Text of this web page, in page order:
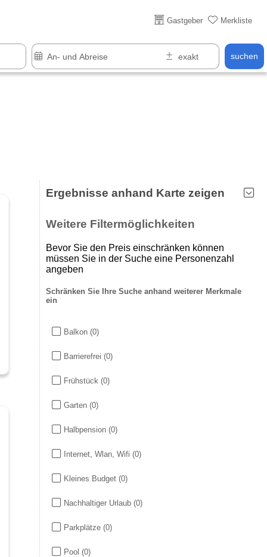
Gastgeber Merkliste
suchen
Über 25 Jahre online
Ergebnisse anhand Karte zeigen
Weitere Filtermöglichkeiten
Bevor Sie den Preis einschränken können
müssen Sie in der Suche eine Personenzahl
angeben
Schränken Sie Ihre Suche anhand weiterer Merkmale
ein
Balkon (0)
Barrierefrei (0)
Frühstück (0)
Garten (0)
Halbpension (0)
Internet, Wlan, Wifi (0)
Kleines Budget (0)
Nachhaltiger Urlaub (0)
Parkplätze (0)
Pool (0)